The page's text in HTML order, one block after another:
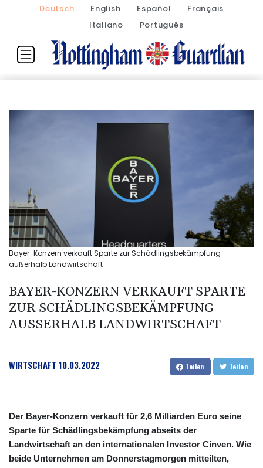
Deutsch English Español
Français
Italiano
Português
Bayer-Konzern verkauft Sparte zur Schädlingsbekämpfung
außerhalb Landwirtschaft
BAYER-KONZERN VERKAUFT SPARTE
ZUR SCHÄDLINGSBEKÄMPFUNG
AUSSERHALB LANDWIRTSCHAFT
WIRTSCHAFT 10.03.2022 Teilen Teilen
Der Bayer-Konzern verkauft für 2,6 Milliarden Euro seine
Sparte für Schädlingsbekämpfung abseits der
Landwirtschaft an den internationalen Investor Cinven. Wie
beide Unternehmen am Donnerstagmorgen mitteilten,